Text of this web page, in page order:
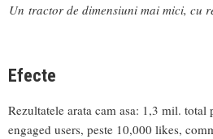
Un tractor de dimensiuni mai mici, cu
Efecte
Rezultatele arata cam asa: 1,3 mil. total
engaged users, peste 10,000 likes,